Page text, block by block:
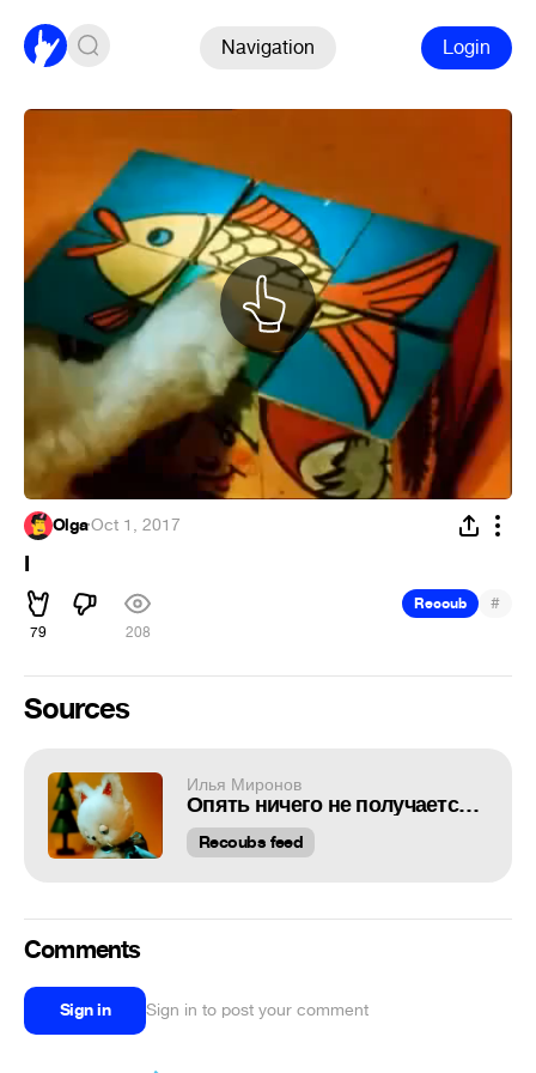
Navigation Login
Olga·Oct 1, 2017
I
79 208
Recoub #
Sources
Илья Миронов
Опять ничего не получается. Ну и пожалуйста...
Recoubs feed
Comments
Sign in Sign in to post your comment